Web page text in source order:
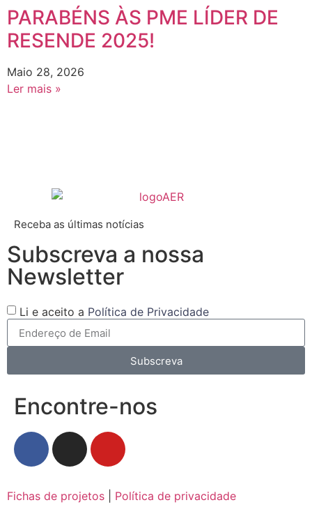
PARABÉNS ÀS PME LÍDER DE
RESENDE 2025!
Maio 28, 2026
Ler mais »
Receba as últimas notícias
Subscreva a nossa
Newsletter
Li e aceito a Política de Privacidade
Subscreva
Encontre-nos
Fichas de projetos Política de privacidade